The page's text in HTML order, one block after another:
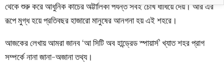
থেকে শুরু করে আধুনিক কাচের অট্টালিকা পর্যন্ত সবই চোখ ধাঁধিয়ে দেয়। আর এর
রূপে মুগ্ধ হয়ে প্রতিবছর হাজারো মানুষের আনগনা হয় এই শহরে।
আজকের লেখায় আমরা জানব ‘আ সিটি অব হান্ড্রেড স্পায়ার্স’ খ্যাত শহর প্রাগ
সম্পর্কে নানা জানা-অজানা তথ্য।